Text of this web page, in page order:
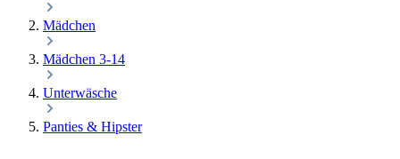
Mädchen
Mädchen 3-14
Unterwäsche
Panties & Hipster